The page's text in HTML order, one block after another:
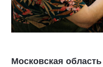
Московская